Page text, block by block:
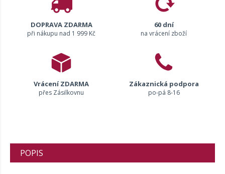
DOPRAVA ZDARMA
při nákupu nad 1 999 Kč
60 dní
na vrácení zboží
Vrácení ZDARMA
přes Zásilkovnu
Zákaznická podpora
po-pá 8-16
POPIS